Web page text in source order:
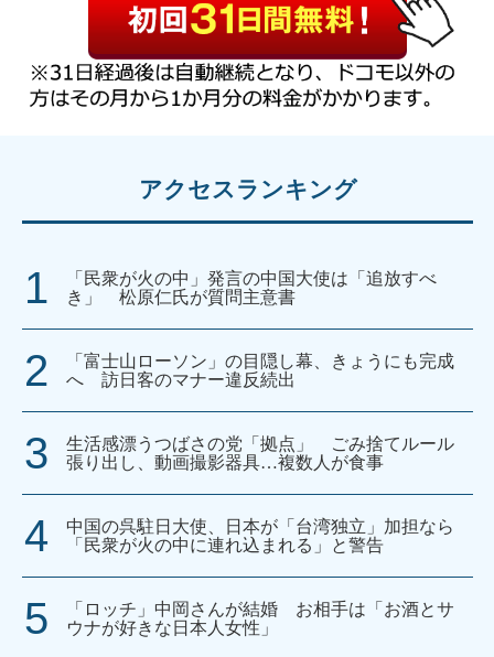
アクセスランキング
「民衆が火の中」発言の中国大使は「追放すべ
き」 松原仁氏が質問主意書
「富士山ローソン」の目隠し幕、きょうにも完成
へ 訪日客のマナー違反続出
生活感漂うつばさの党「拠点」 ごみ捨てルール
張り出し、動画撮影器具…複数人が食事
中国の呉駐日大使、日本が「台湾独立」加担なら
「民衆が火の中に連れ込まれる」と警告
「ロッチ」中岡さんが結婚 お相手は「お酒とサ
ウナが好きな日本人女性」